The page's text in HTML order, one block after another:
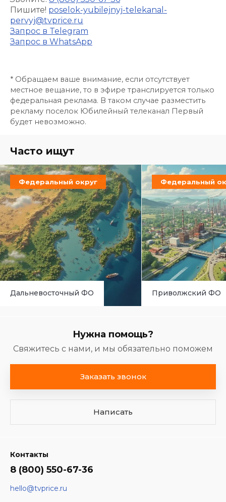
Пишите! poselok-yubilejnyj-telekanal-
pervyj@tvprice.ru
Запрос в Telegram
Запрос в WhatsApp
* Обращаем ваше внимание, если отсутствует
местное вещание, то в эфире транслируется только
федеральная реклама. В таком случае разместить
рекламу поселок Юбилейный телеканал Первый
будет невозможно.
Часто ищут
Федеральный округ
Дальневосточный ФО
Федеральный
Приволжский ФО
Нужна помощь?
Свяжитесь с нами, и мы обязательно поможем
Заказать звонок
Написать
Контакты
8 (800) 550-67-36
hello@tvprice.ru